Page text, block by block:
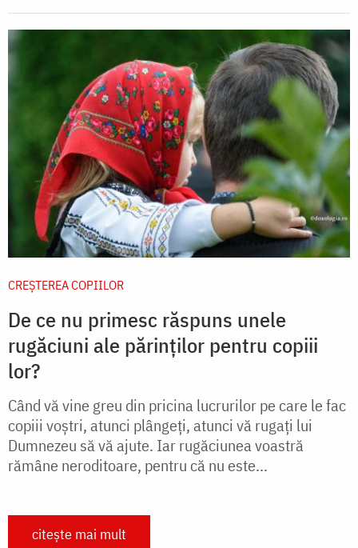
CREŞTEREA COPIILOR
De ce nu primesc răspuns unele
rugăciuni ale părinților pentru copiii
lor?
Când vă vine greu din pricina lucrurilor pe care le fac
copiii voştri, atunci plângeţi, atunci vă rugaţi lui
Dumnezeu să vă ajute. Iar rugăciunea voastră
rămâne neroditoare, pentru că nu este...
citește mai mult